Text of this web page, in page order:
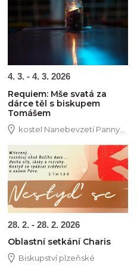
Obrázek novinky
4. 3. - 4. 3. 2026
Requiem: Mše svatá za
dárce těl s biskupem
Tomášem
kostel Nanebevzetí Panny...
Obrázek novinky
28. 2. - 28. 2. 2026
Oblastní setkání Charis
Biskupství plzeňské